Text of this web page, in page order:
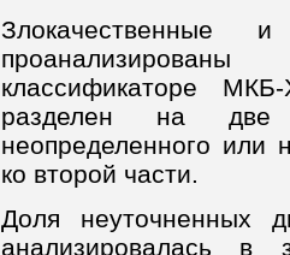
Злокачественные
классификаторе
разделен на две
неопределенного или
ко второй части.
Доля неуточненных
анализировалась в